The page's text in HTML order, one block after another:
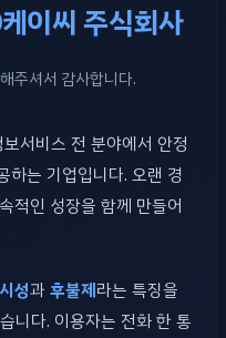
이씨 주식회사
주셔서 감사합니다.
서비스 전 분야에서 안정
하는 기업입니다. 오랜 경
적인 성장을 함께 만들어
성과 후불제라는 특징을
니다. 이용자는 전화 한 통